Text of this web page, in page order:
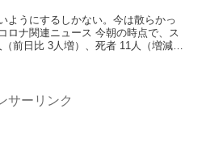
前日比 3人増）、死者 11人（増減
サーリンク